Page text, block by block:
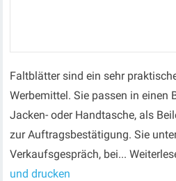
Faltblätter sind ein sehr
Werbemittel. Sie passen in einen
Jacken- oder Handtasche, als
zur Auftragsbestätigung. Sie
Verkaufsgespräch, bei...
und drucken